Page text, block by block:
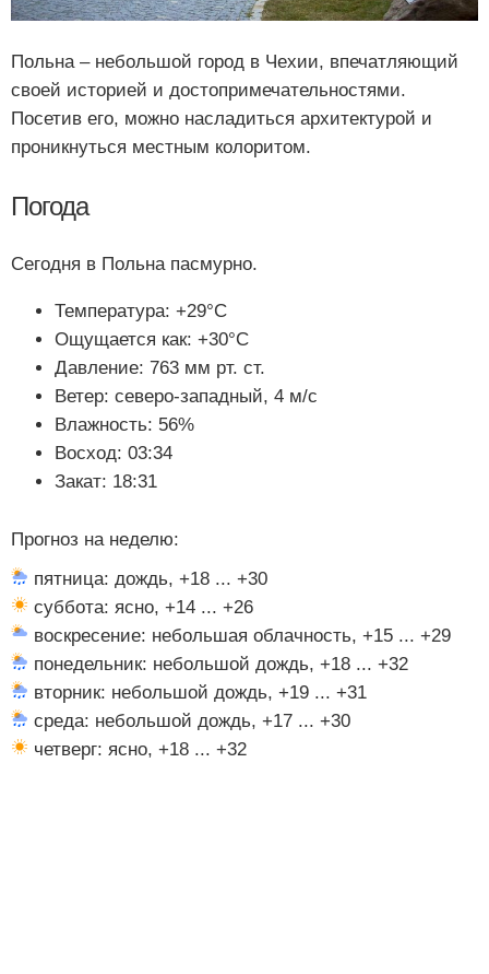
Польна – небольшой город в Чехии, впечатляющий
своей историей и достопримечательностями.
Посетив его, можно насладиться архитектурой и
проникнуться местным колоритом.
Погода
Сегодня в Польна пасмурно.
Температура: +29°C
Ощущается как: +30°C
Давление: 763 мм рт. ст.
Ветер: северо-западный, 4 м/с
Влажность: 56%
Восход: 03:34
Закат: 18:31
Прогноз на неделю:
пятница: дождь, +18 ... +30
суббота: ясно, +14 ... +26
воскресение: небольшая облачность, +15 ... +29
понедельник: небольшой дождь, +18 ... +32
вторник: небольшой дождь, +19 ... +31
среда: небольшой дождь, +17 ... +30
четверг: ясно, +18 ... +32